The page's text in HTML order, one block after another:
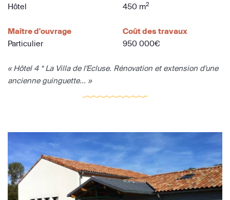
Hôtel
450 m2
Maître d'ouvrage
Particulier
Coût des travaux
950 000€
« Hôtel 4 * La Villa de l'Ecluse. Rénovation et extension d'une
ancienne guinguette... »